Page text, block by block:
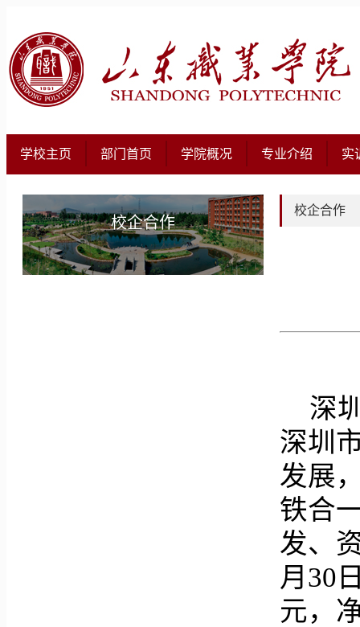
学校主页 部门首页 学院概况 专业介绍 实
校企合作
校企合作
深
深圳
发展
铁合
发、
月30
元，